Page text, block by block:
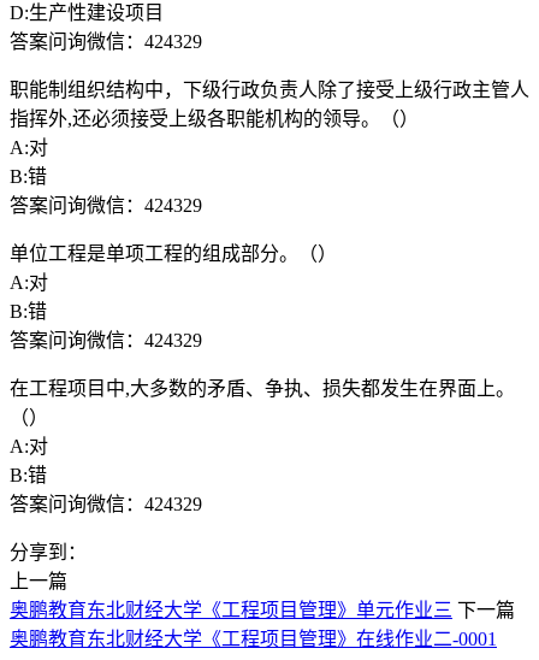
D:生产性建设项目
答案问询微信：424329
职能制组织结构中，下级行政负责人除了接受上级行政主管人
指挥外,还必须接受上级各职能机构的领导。（）
A:对
B:错
答案问询微信：424329
单位工程是单项工程的组成部分。（）
A:对
B:错
答案问询微信：424329
在工程项目中,大多数的矛盾、争执、损失都发生在界面上。
（）
A:对
B:错
答案问询微信：424329
分享到：
上一篇
奥鹏教育东北财经大学《工程项目管理》单元作业三 下一篇
奥鹏教育东北财经大学《工程项目管理》在线作业二-0001